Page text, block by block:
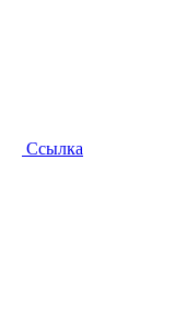
Ссылка